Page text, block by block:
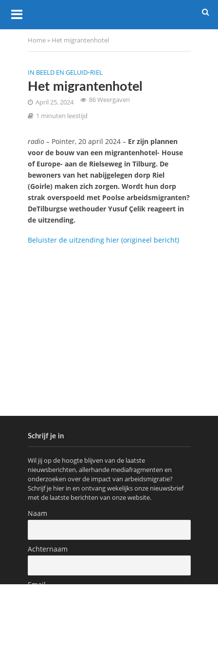
Home» Het migrantenhotel
IN BEELD EN GELUID•RIEL
Het migrantenhotel
April 25, 2024
86 Weergaven
1 minuten leestijd
radio – Pointer, 20 april 2024 – Er zijn plannen
voor de bouw van een migrantenhotel- House
of Europe- aan de Rielseweg in Tilburg. De
bewoners van het nabijgelegen dorp Riel
(Goirle) maken zich zorgen. Wordt hun dorp
strak overspoeld met Poolse arbeidsmigranten?
DeTilburgse wethouder Yusuf Çelik reageert in
de uitzending.
Beluister de uitzending hier (origineel bericht)
Schrijf je in
Wil jij op de hoogte blijven van de laatste
nieuwsberichten, allerhande mediafragmenten en
onderzoeken over de impact van arbeidsmigratie?
Schrijf je hier in en ontvang wekelijks onze nieuwsbrief
met de laatste berichten van onze website.
Naam
Achternaam
Email